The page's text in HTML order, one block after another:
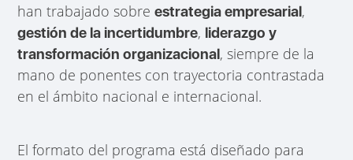
han trabajado sobreestrategia empresarial,
gestión de la incertidumbre, liderazgo y
transformación organizacional, siempre de la
mano de ponentes con trayectoria contrastada
en el ámbito nacional e internacional.
El formato del programa está diseñado para